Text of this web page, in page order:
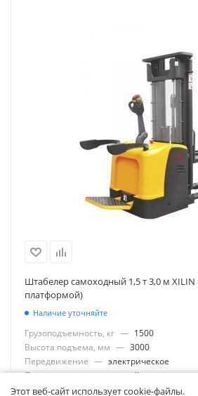
Штабелер самоходный 1,5 т 3,0 м XILIN
платформой)
Наличие уточняйте
Грузоподъемность, кг — 1500
Высота подъема, мм — 3000
Передвижение — электрическое
Подъем — электрический
Тип аккумулятора — Li-ion
Этот веб-сайт использует cookie-файлы.